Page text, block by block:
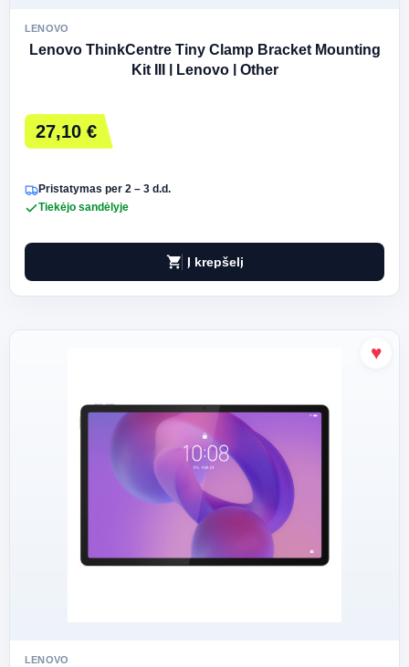
LENOVO
Lenovo ThinkCentre Tiny Clamp Bracket Mounting
Kit III | Lenovo | Other
27,10 €
Pristatymas per 2 – 3 d.d.
Tiekėjo sandėlyje
shopping_cart Į krepšelį
LENOVO